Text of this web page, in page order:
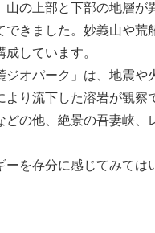
の上部と下部の地層が
きました。妙義山や荒
しています。
オパーク」は、地震や
り流下した溶岩が観察
の他、絶景の吾妻峡、
を存分に感じてみては